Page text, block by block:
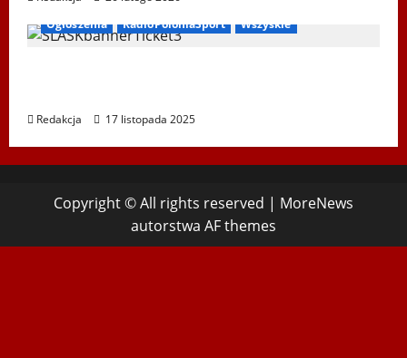
Ogłoszenia
RadioPoloniaSport Wszyskie
Redakcja 17 listopada 2025
Copyright © All rights reserved | MoreNews
autorstwa AF themes